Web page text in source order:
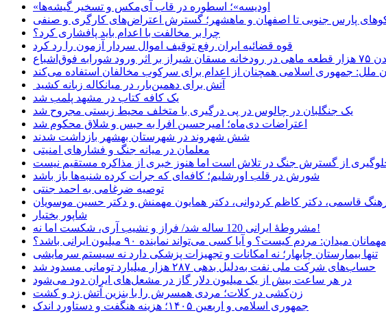
«اودیسه»؛ اسطوره در قاب آی‌مکس و تسخیر گیشه‌ها
پارس جنوبی تا اصفهان و ماهشهر؛ گسترش اعتراض‌های کارگری و صنفی
چرا بر مخالفت با اعدام باید پافشاری کرد؟
قوه قضائیه ایران رفع توقیف اموال سردار آزمون را رد کرد
شورابه فوق‌اشباع
ملل: جمهوری اسلامی همچنان از اعدام برای سرکوب مخالفان استفاده می‌کند
آتش برای دهمین‌بار، در میانکاله زبانه کشید
یک کافه کتاب در مشهد پلمب شد
یک جنگلبان در چالوس در پی درگیری با متخلف محیط زیستی مجروح شد
اعتراضات دی‌ماه؛ امیرحسین افرا به حبس و شلاق محکوم شد
شش شهروند در شهرستان بهشهر بازداشت شدند
معلمان در میانه جنگ و فشارهای امنیتی
از گسترش جنگ در تلاش است اما هنوز خبری از مذاکره مستقیم نیست
شورش در قلب اورشلیم؛ کافه‌ای که جرات کرده شنبه‌ها باز باشد
توصیه ضرغامی به احمد جنتی
فرهنگ قاسمی، دکتر کاظم کردوانی، دکتر همایون مهمنش و دکتر حسین موسویان
شاپور بختیار
مشروطۀ ایرانی 120 ساله شد/ فراز و نشیب آری، شکست اما نه!
میدان: مردم کیست؟ و آیا کسی می‌تواند نماینده ۹۰ میلیون ایرانی باشد؟
تنها بیمارستان چابهار؛ نه امکانات و تجهیزات پزشکی دارد نه سیستم سرمایشی
حساب‌های شرکت ملی نفت به‌دلیل بدهی ۲۸۷ هزار میلیارد تومانی مسدود شد
در هر ساعت بیش از یک میلیون دلار گاز در مشعل‌های ایران دود می‌شود
زن‌کشی در کلات؛ مردی همسرش را با بنزین آتش زد و کشت
جمهوری اسلامی و اربعین ۱۴۰۵؛ هزینه هنگفت و دستاورد اندک